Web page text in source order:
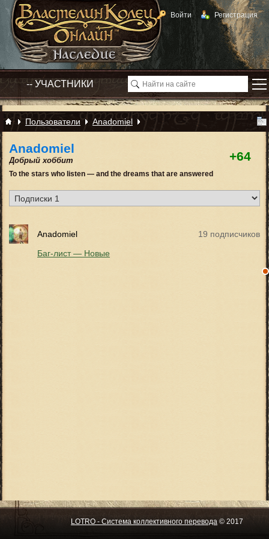
Войти Регистрация
Пользователи Anadomiel
+64
Anadomiel
Добрый хоббит
To the stars who listen — and the dreams that are answered
Anadomiel
Баг-лист — Новые
19 подписчиков
LOTRO - Система коллективного перевода © 2017